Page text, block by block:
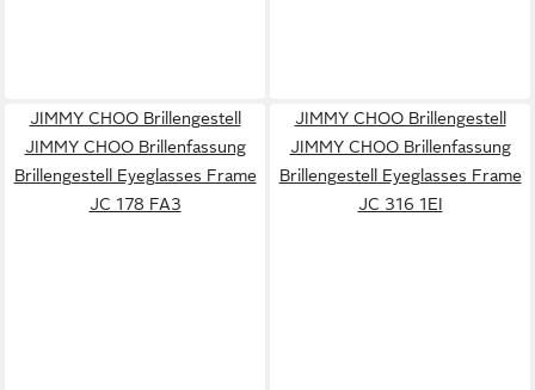
JIMMY CHOO Brillengestell
JIMMY CHOO Brillenfassung
Brillengestell Eyeglasses Frame
JC 178 FA3
JIMMY CHOO Brillengestell
JIMMY CHOO Brillenfassung
Brillengestell Eyeglasses Frame
JC 316 1EI